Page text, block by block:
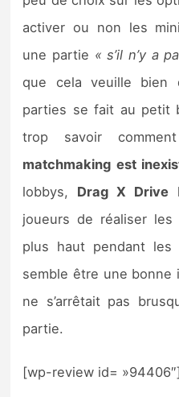
activer ou non les
une partie « s’il n’y a
que cela veuille bien
parties se fait au petit
trop savoir
matchmaking est
lobbys, Drag X Drive
joueurs de réaliser
plus haut pendant les
semble être une
ne s’arrêtait pas
partie.
[wp-review id= »94406″]